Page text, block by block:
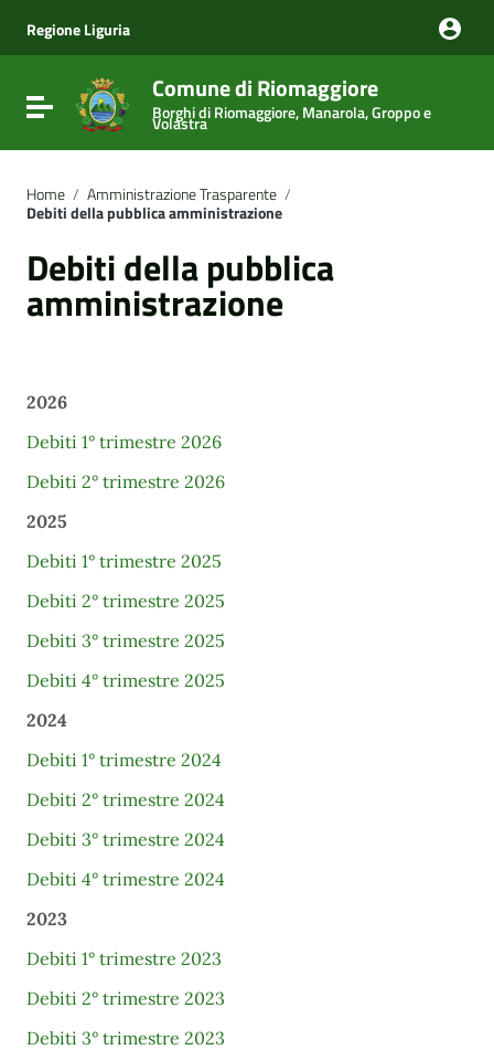
Vai al menu di navigazione
Vai al footer
Regione Liguria
Attiva / disattiva la navigazione
Comune di Riomaggiore
Borghi di Riomaggiore, Manarola, Groppo e
Volastra
Home / Amministrazione Trasparente /
Debiti della pubblica amministrazione
Debiti della pubblica
amministrazione
2026
Debiti 1° trimestre 2026
Debiti 2° trimestre 2026
2025
Debiti 1° trimestre 2025
Debiti 2° trimestre 2025
Debiti 3° trimestre 2025
Debiti 4° trimestre 2025
2024
Debiti 1° trimestre 2024
Debiti 2° trimestre 2024
Debiti 3° trimestre 2024
Debiti 4° trimestre 2024
2023
Debiti 1° trimestre 2023
Debiti 2° trimestre 2023
Debiti 3° trimestre 2023